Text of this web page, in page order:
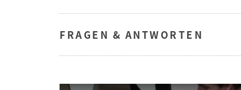
FRAGEN & ANTWORTEN